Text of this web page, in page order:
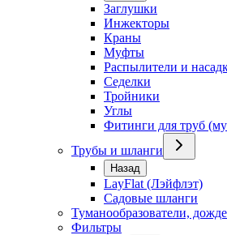
Заглушки
Инжекторы
Краны
Муфты
Распылители и
Седелки
Тройники
Углы
Фитинги для труб
Трубы и шланги
Назад
LayFlat (Лэйфлэт)
Садовые шланги
Туманообразователи,
Фильтры